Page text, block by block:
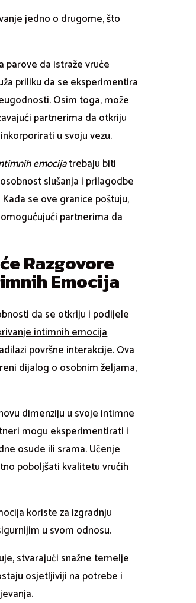
jedno o drugome, što
parove da istraže vruće
priliku da se eksperimentira
Osim toga, može
partnerima da otkriju
u svoju vezu.
emocijatrebaju biti
slušanja i prilagodbe
se ove granice poštuju,
partnerima da
Razgovore
Emocija
da se otkriju i podijele
intimnih emocija
površne interakcije. Ova
dijalog o osobnim željama,
dimenziju u svoje intimne
mogu eksperimentirati i
osude ili srama. Učenje
poboljšati kvalitetu vrućih
koriste za izgradnju
u svom odnosu.
stvarajući snažne temelje
osjetljiviji na potrebe i